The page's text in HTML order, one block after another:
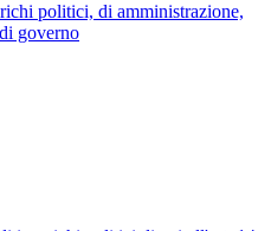
politici, di amministrazione,
governo